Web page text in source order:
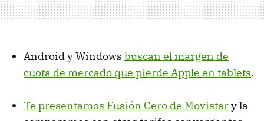
Android y Windows buscan el margen de
cuota de mercado que pierde Apple en tablets.
Te presentamos Fusión Cero de Movistary la